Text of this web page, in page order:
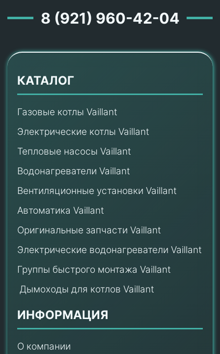
8 (921) 960-42-04
КАТАЛОГ
Газовые котлы Vaillant
Электрические котлы Vaillant
Тепловые насосы Vaillant
Водонагреватели Vaillant
Вентиляционные установки Vaillant
Автоматика Vaillant
Оригинальные запчасти Vaillant
Электрические водонагреватели Vaillant
Группы быстрого монтажа Vaillant
Дымоходы для котлов Vaillant
ИНФОРМАЦИЯ
О компании